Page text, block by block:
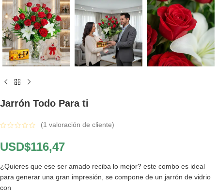
Jarrón Todo Para ti
(1 valoración de cliente)
USD$116,47
¿Quieres que ese ser amado reciba lo mejor? este combo es ideal
para generar una gran impresión, se compone de un jarrón de vidrio
con